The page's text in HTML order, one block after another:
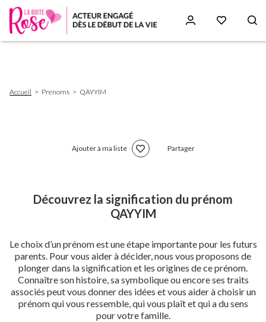
d'Ariane
Accueil Prenoms QAYYIM
Ajouter à ma liste Partager
Découvrez la signification du prénom
QAYYIM
Le choix d’un prénom est une étape importante pour les futurs
parents. Pour vous aider à décider, nous vous proposons de
plonger dans la signification et les origines de ce prénom.
Connaître son histoire, sa symbolique ou encore ses traits
associés peut vous donner des idées et vous aider à choisir un
prénom qui vous ressemble, qui vous plaît et qui a du sens
pour votre famille.